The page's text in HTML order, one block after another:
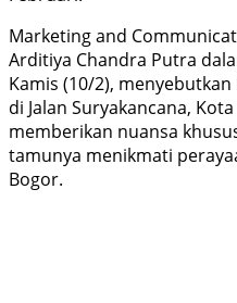
Marketing and
Arditiya Chandra Putra
Kamis (10/2),
di Jalan Suryakancana,
memberikan nuansa
tamunya menikmati
Bogor.